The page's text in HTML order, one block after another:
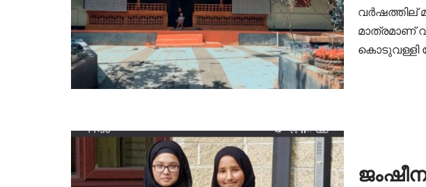
വർഷത്തില്
മാത്രമാണ്
കൊടുവള്ളി
ജംഷീന